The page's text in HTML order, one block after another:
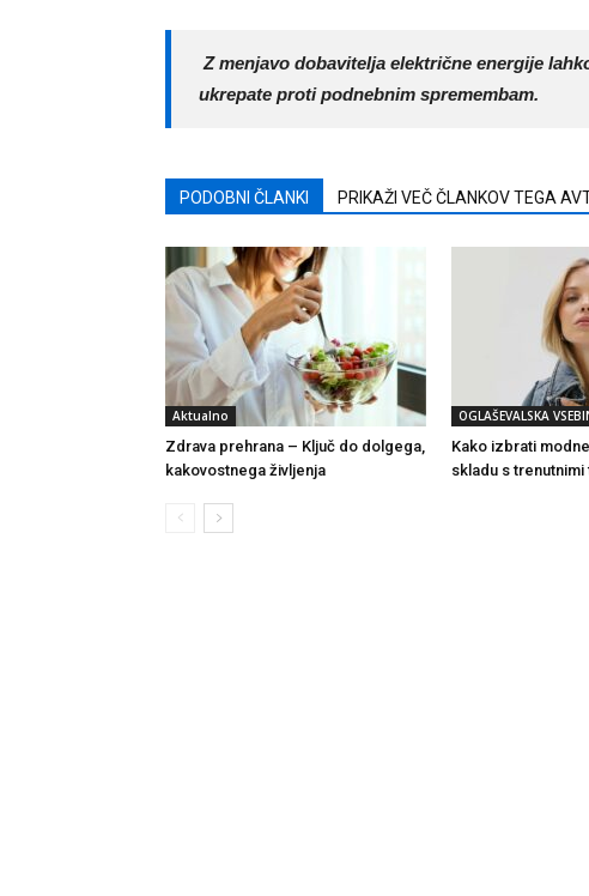
Z menjavo dobavitelja električne energije
ukrepate proti podnebnim spremembam.
PODOBNI ČLANKI PRIKAŽI VEČ ČLANKOV TEGA
Aktualno
Zdrava prehrana – Ključ do dolgega,
kakovostnega življenja
OGLAŠEVALSKA
Kako izbrati
skladu s trenutnimi